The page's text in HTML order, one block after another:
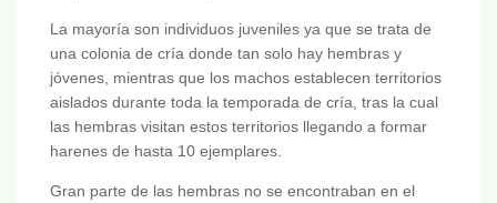
La mayoría son individuos juveniles ya que se trata de
una colonia de cría donde tan solo hay hembras y
jóvenes, mientras que los machos establecen territorios
aislados durante toda la temporada de cría, tras la cual
las hembras visitan estos territorios llegando a formar
harenes de hasta 10 ejemplares.
Gran parte de las hembras no se encontraban en el